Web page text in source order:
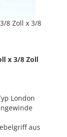
8 Zoll x 3/8
x 3/8 Zoll
London
aus